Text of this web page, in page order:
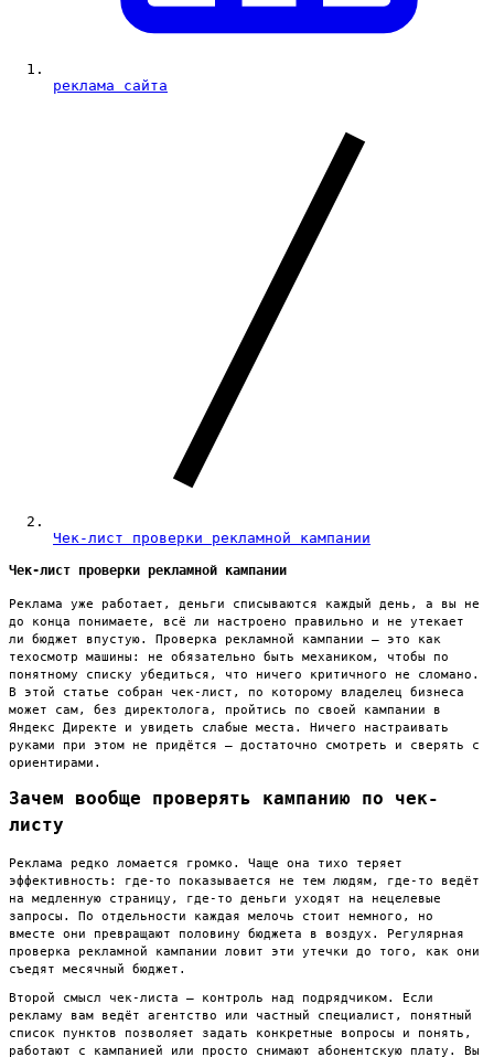
реклама сайта
Чек-лист проверки рекламной кампании
Чек-лист проверки рекламной кампании
Реклама уже работает, деньги списываются каждый день, а вы не
до конца понимаете, всё ли настроено правильно и не утекает
ли бюджет впустую. Проверка рекламной кампании — это как
техосмотр машины: не обязательно быть механиком, чтобы по
понятному списку убедиться, что ничего критичного не сломано.
В этой статье собран чек-лист, по которому владелец бизнеса
может сам, без директолога, пройтись по своей кампании в
Яндекс Директе и увидеть слабые места. Ничего настраивать
руками при этом не придётся — достаточно смотреть и сверять с
ориентирами.
Зачем вообще проверять кампанию по чек-
листу
Реклама редко ломается громко. Чаще она тихо теряет
эффективность: где-то показывается не тем людям, где-то ведёт
на медленную страницу, где-то деньги уходят на нецелевые
запросы. По отдельности каждая мелочь стоит немного, но
вместе они превращают половину бюджета в воздух. Регулярная
проверка рекламной кампании ловит эти утечки до того, как они
съедят месячный бюджет.
Второй смысл чек-листа — контроль над подрядчиком. Если
рекламу вам ведёт агентство или частный специалист, понятный
список пунктов позволяет задать конкретные вопросы и понять,
работают с кампанией или просто снимают абонентскую плату. Вы